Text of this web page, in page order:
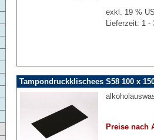
exkl. 19 %
Lieferzeit: 1
Tampondruckklischees S58 100 x
Preise nach